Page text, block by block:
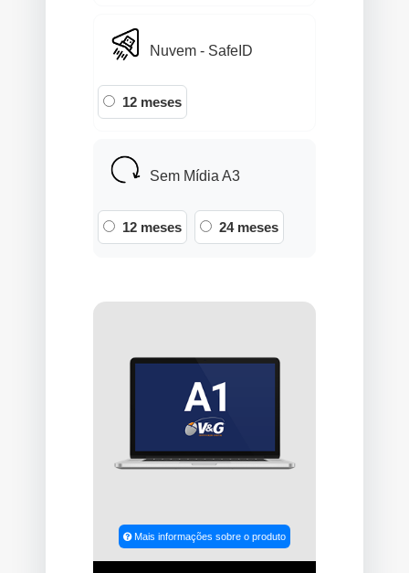
Nuvem - SafeID
12 meses
Sem Mídia A3
12 meses 24 meses
Mais informações sobre o produto